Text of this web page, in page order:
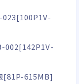
002[142P1V-
[81P-615MB]